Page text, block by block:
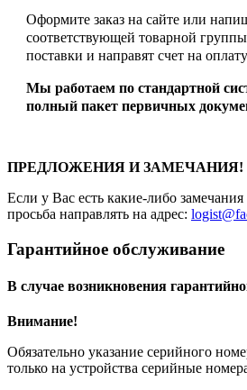
Оформите заказ на сайте или
соответствующей товарной
поставки и направят счет на
Мы работаем по стандартной
полный пакет первичных
ПРЕДЛОЖЕНИЯ И ЗАМЕЧАНИЯ!
Если у Вас есть какие-либо
просьба направлять на адрес:
Гарантийное обслуживание
В случае возникновения
Внимание!
Обязательно указание серийного
только на устройства серийные